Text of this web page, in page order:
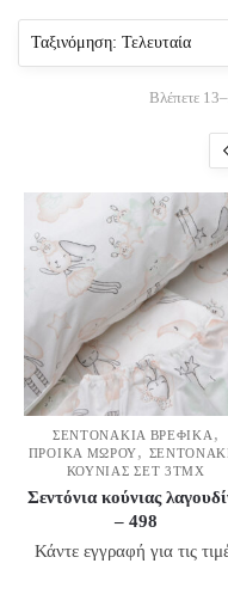
Βλέπετε
ΣΕΝΤΟΝΆΚΙΑ ΒΡΕΦΙΚΆ ,
ΠΡΟΊΚΑ ΜΩΡΟΎ,
ΚΟΎΝΙΑΣ ΣΕΤ 3ΤΜΧ
Σεντόνια κούνιας
– 498
Κάντε εγγραφή για τις